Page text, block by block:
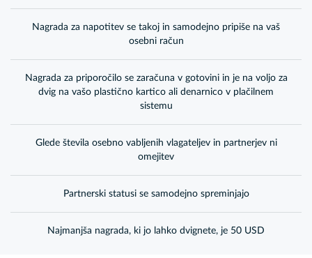
Nagrada za napotitev se takoj in samodejno pripiše na vaš
osebni račun
Nagrada za priporočilo se zaračuna v gotovini in je na voljo za
dvig na vašo plastično kartico ali denarnico v plačilnem
sistemu
Glede števila osebno vabljenih vlagateljev in partnerjev ni
omejitev
Partnerski statusi se samodejno spreminjajo
Najmanjša nagrada, ki jo lahko dvignete, je 50 USD